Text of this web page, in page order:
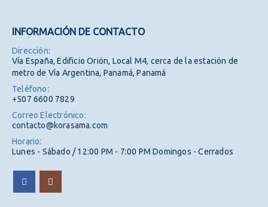
INFORMACIÓN DE CONTACTO
Dirección:
Vía España, Edificio Orión, Local M4, cerca de la estación de
metro de Vía Argentina, Panamá, Panamá
Teléfono:
+507 6600 7829
Correo Electrónico:
contacto@korasama.com
Horario:
Lunes - Sábado / 12:00 PM - 7:00 PM Domingos - Cerrados